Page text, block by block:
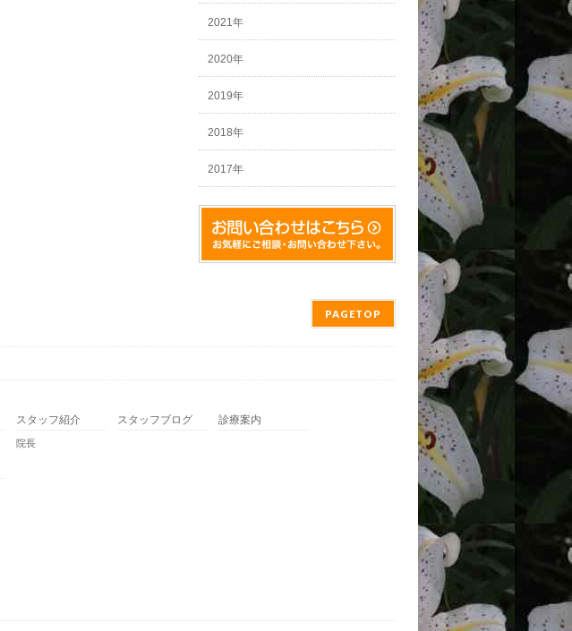
2021年
2020年
2019年
2018年
2017年
PAGETOP
スタッフ紹介
院長
スタッフブログ 診療案内